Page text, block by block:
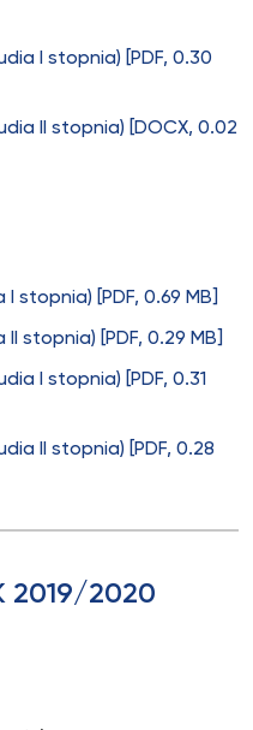
I stopnia) [PDF, 0.30
II stopnia) [DOCX, 0.02
I stopnia) [PDF, 0.69 MB]
II stopnia) [PDF, 0.29 MB]
I stopnia) [PDF, 0.31
II stopnia) [PDF, 0.28
2019/2020